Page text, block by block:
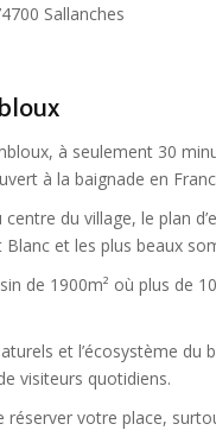
Sallanches
à seulement 30
à la baignade en
du village, le plan
et les plus beaux
de 1900m² où plus de
et l’écosystème
visiteurs quotidiens.
votre place,